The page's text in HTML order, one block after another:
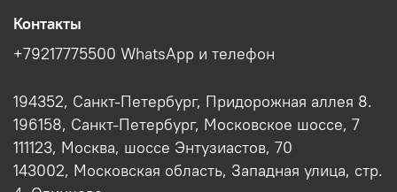
Контакты
+79217775500 WhatsApp и телефон
194352, Санкт-Петербург, Придорожная аллея 8.
196158, Санкт-Петербург, Московское шоссе, 7
111123, Москва, шоссе Энтузиастов, 70
143002, Московская область, Западная улица, стр.